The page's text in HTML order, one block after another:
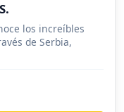
los increíbles
de Serbia,